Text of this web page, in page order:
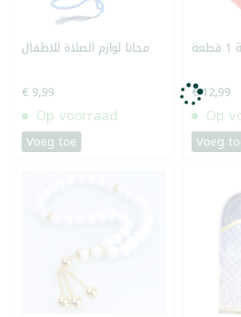
مجانا لوازم الصلاة للاطفال
€ 9,99
Op voorraad
Voeg toe
€ 12,99
Op
Voeg